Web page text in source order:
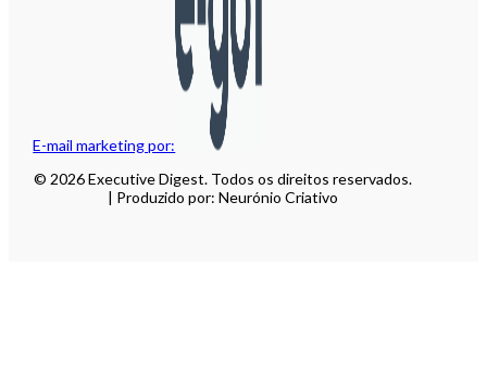
E-mail marketing por:
© 2026 Executive Digest. Todos os direitos reservados.
| Produzido por: Neurónio Criativo